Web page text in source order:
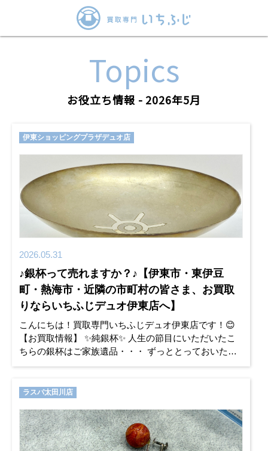
Topics
お役立ち情報 - 2026年5月
伊東ショッピングプラザデュオ店
2026.05.31
♪銀杯って売れますか？♪【伊東市・東伊豆
町・熱海市・近隣の市町村の皆さま、お買取
りならいちふじデュオ伊東店へ】
こんにちは！買取専門いちふじデュオ伊東店です！😊
【お買取情報】 ✨純銀杯✨ 人生の節目にいただいたこ
ちらの銀杯はご家族遺品・・・ ずっととっておいた
が・・・そろそろ整理しようかと・・・ いうことでお
ラスパ太田川店